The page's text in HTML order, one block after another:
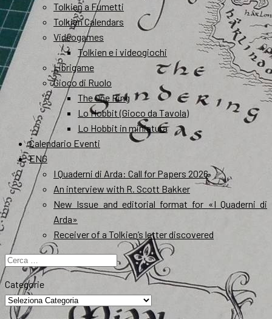
Tolkien a Fumetti
Tolkien Calendars
Videogames
Tolkien e i videogiochi
Librigame
Gioco di Ruolo
The One Ring
Lo Hobbit (Gioco da Tavola)
Lo Hobbit in miniatura
Calendario Eventi
ENG
I Quaderni di Arda: Call for Papers 2026
An interview with R. Scott Bakker
New Issue and editorial format for «I Quaderni di
Arda»
Receiver of a Tolkien’s letter discovered
Ricerca
per:
Categorie